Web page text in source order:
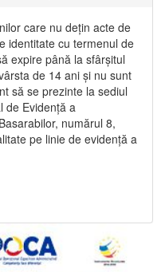
care nu dețin acte de
identitate cu termenul de
expire până la sfârșitul
de 14 ani și nu sunt
să se prezinte la sediul
de Evidență a
numărul 8,
pe linie de evidență a